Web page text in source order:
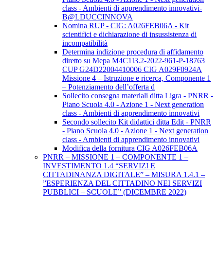
class - Ambienti di apprendimento innovativi-
B@LDUCCINNOVA
Nomina RUP - CIG: A026FEB06A - Kit
scientifici e dichiarazione di insussistenza di
incompatibilità
Determina indizione procedura di affidamento
diretto su Mepa M4C1I3.2-2022-961-P-18763
CUP G24D22004410006 CIG A029F0924A
Missione 4 – Istruzione e ricerca, Componente 1
– Potenziamento dell’offerta d
Sollecito consegna materiali ditta Ligra - PNRR -
Piano Scuola 4.0 - Azione 1 - Next generation
class - Ambienti di apprendimento innovativi
Secondo sollecito Kit didattici ditta Edit - PNRR
- Piano Scuola 4.0 - Azione 1 - Next generation
class - Ambienti di apprendimento innovativi
Modifica della fornitura CIG A026FEB06A
PNRR – MISSIONE 1 – COMPONENTE 1 –
INVESTIMENTO 1.4 “SERVIZI E
CITTADINANZA DIGITALE” – MISURA 1.4.1 –
”ESPERIENZA DEL CITTADINO NEI SERVIZI
PUBBLICI – SCUOLE” (DICEMBRE 2022)